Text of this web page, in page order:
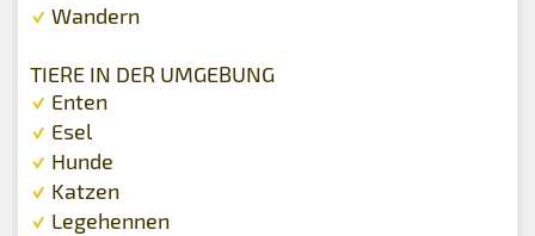
Wandern
TIERE IN DER UMGEBUNG
Enten
Esel
Hunde
Katzen
Legehennen